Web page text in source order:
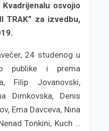
osvojio
TRAK” za izvedbu,
24 studenog u
publike i prema
Filip Jovanovski,
Dimkovska, Denis
Ema Davceva, Nina
Tonkini, Kuch …